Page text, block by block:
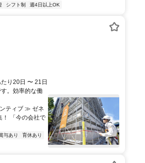
シフト制 週4日以上OK
り20日 〜 21日
。効率的な働
ティブ ≫ ゼネ
！ 「今の会社で
与あり
育休あり